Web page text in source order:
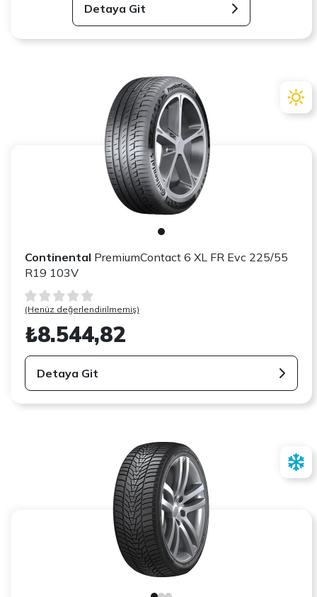
Detaya Git
Continental PremiumContact 6 XL FR Evc 225/55
R19 103V
(Henüz değerlendirilmemiş)
₺8.544,82
Detaya Git